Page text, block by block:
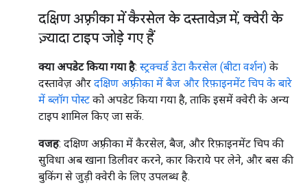
दक्षिण अफ़्रीका में कैरसेल के दस्तावेज़ में, क्वेरी के
ज़्यादा टाइप जोड़े गए हैं
क्या अपडेट किया गया है: स्ट्रक्चर्ड डेटा कैरसेल (बीटा वर्शन) के
दस्तावेज़ और दक्षिण अफ़्रीका में बैज और रिफ़ाइनमेंट चिप के बारे
में ब्लॉग पोस्ट को अपडेट किया गया है, ताकि इसमें क्वेरी के अन्य
टाइप शामिल किए जा सकें.
वजह: दक्षिण अफ़्रीका में कैरसेल, बैज, और रिफ़ाइनमेंट चिप की
सुविधा अब खाना डिलीवर करने, कार किराये पर लेने, और बस की
बुकिंग से जुड़ी क्वेरी के लिए उपलब्ध है.